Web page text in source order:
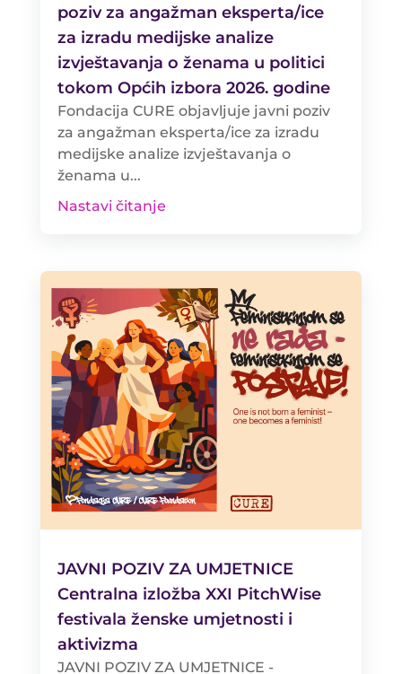
poziv za angažman eksperta/ice
za izradu medijske analize
izvještavanja o ženama u politici
tokom Općih izbora 2026. godine
Fondacija CURE objavljuje javni poziv
za angažman eksperta/ice za izradu
medijske analize izvještavanja o
ženama u...
Nastavi čitanje
JAVNI POZIV ZA UMJETNICE
Centralna izložba XXI PitchWise
festivala ženske umjetnosti i
aktivizma
JAVNI POZIV ZA UMJETNICE -